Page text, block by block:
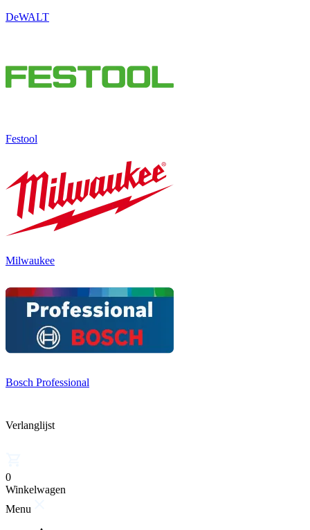
DeWALT
Festool
Milwaukee
Bosch Professional
Verlanglijst
0
Winkelwagen
Menu